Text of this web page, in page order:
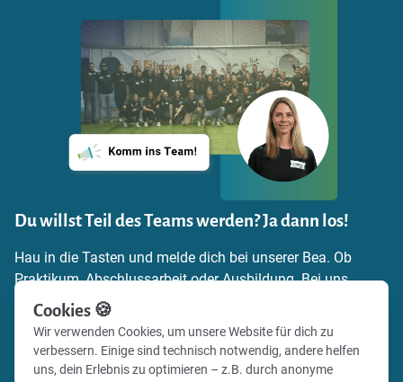
Du willst Teil des Teams werden? Ja dann los!
Hau in die Tasten und melde dich bei unserer Bea. Ob
Praktikum, Abschlussarbeit oder Ausbildung. Bei uns
findest du die Möglichkeit, dich einzubringen,
Verantwortung zu übernehmen und echte Praxiserfahrung
zu sammeln. Schick uns einfach deine
Bewerbungsunterlagen und zeig uns, warum du zu uns
Cookies 🍪
Wir verwenden Cookies, um unsere Website für dich zu
verbessern. Einige sind technisch notwendig, andere helfen
uns, dein Erlebnis zu optimieren – z.B. durch anonyme